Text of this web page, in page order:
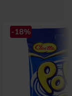
-18%